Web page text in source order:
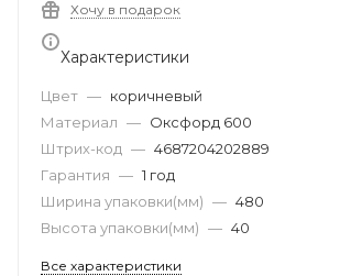
Хочу в подарок
Характеристики
Цвет — коричневый
Материал — Оксфорд 600
Штрих-код — 4687204202889
Гарантия — 1 год
Ширина упаковки(мм) — 480
Высота упаковки(мм) — 40
Все характеристики